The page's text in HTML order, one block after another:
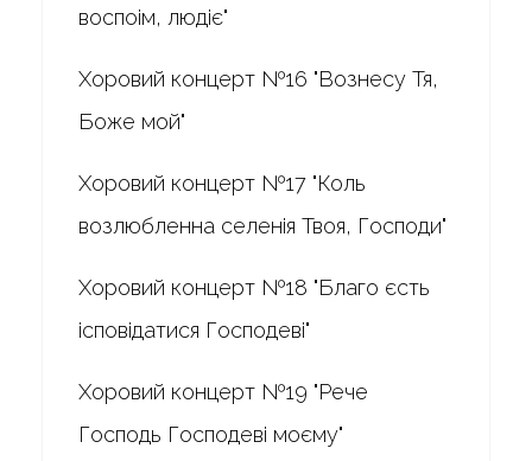
воспоім, людіє"
Хоровий концерт №16 "Вознесу Тя,
Боже мой"
Хоровий концерт №17 "Коль
возлюбленна селенія Твоя, Господи"
Хоровий концерт №18 "Благо єсть
ісповідатися Господеві"
Хоровий концерт №19 "Рече
Господь Господеві моєму"